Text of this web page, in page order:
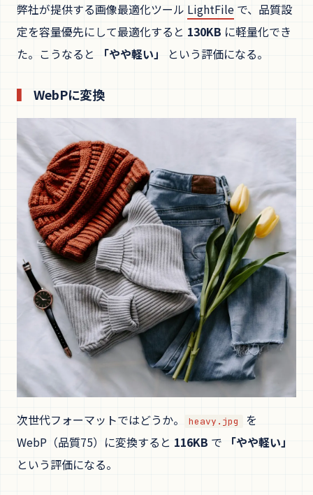
弊社が提供する画像最適化ツール LightFile で、品質設
定を容量優先にして最適化すると 130KB に軽量化でき
た。こうなると
「やや軽い」 という評価になる。
WebPに変換
次世代フォーマットではどうか。 heavy.jpg
を
WebP（品質75）に変換すると 116KB で
「やや軽い」
という評価になる。